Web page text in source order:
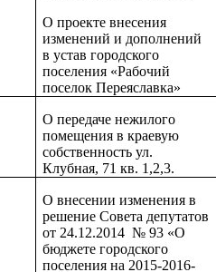
О проекте внесения
изменений и дополнений
в устав городского
поселения «Рабочий
поселок Переяславка»
О передаче нежилого
помещения в краевую
собственность ул.
Клубная, 71 кв. 1,2,3.
О внесении изменения в
решение Совета депутатов
от 24.12.2014 № 93 «О
бюджете городского
поселения на 2015-2016-